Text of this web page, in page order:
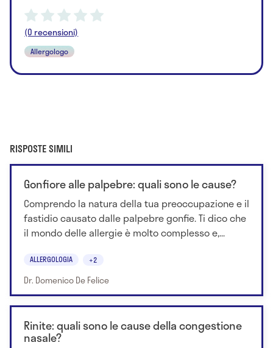
(0 recensioni)
Allergologo
RISPOSTE SIMILI
Gonfiore alle palpebre: quali sono le cause?
Comprendo la natura della tua preoccupazione e il
fastidio causato dalle palpebre gonfie. Ti dico che
il mondo delle allergie è molto complesso e,...
ALLERGOLOGIA +2
Dr. Domenico De Felice
Rinite: quali sono le cause della congestione
nasale?